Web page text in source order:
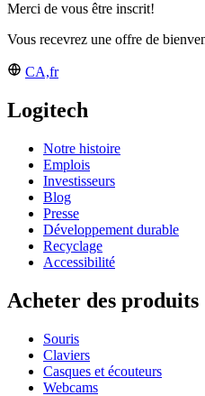
Merci de vous être inscrit!
Vous recevrez une offre de
CA,fr
Logitech
Notre histoire
Emplois
Investisseurs
Blog
Presse
Développement durable
Recyclage
Accessibilité
Acheter des produits
Souris
Claviers
Casques et écouteurs
Webcams